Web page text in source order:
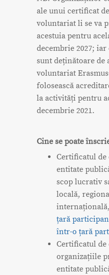
ale unui certificat
voluntariat li se va
acestuia pentru
decembrie 2027;
sunt deținătoare de
voluntariat
folosească
la activități pentru
decembrie 2021.
Cine se poate
Certificatul de
entitate
scop lucrativ
locală,
țară
într-o țară
Certificatul
organizațiile
entitate